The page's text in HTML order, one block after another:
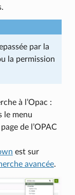
par la
la permission
à l’Opac :
le menu
de l’OPAC
est sur
avancée.